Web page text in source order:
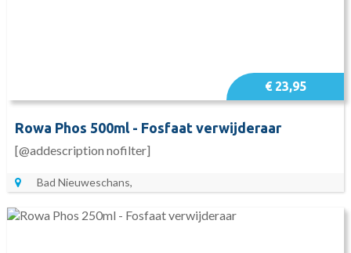
€ 23,95
Rowa Phos 500ml - Fosfaat verwijderaar
[@addescription nofilter]
Bad Nieuweschans,